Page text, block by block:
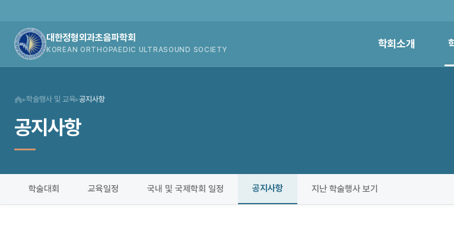
대한정형외과초음파학회
KOREAN ORTHOPAEDIC ULTRASOUND SOCIETY 학회소개
▸학술행사 및 교육▸공지사항
공지사항
학술대회 교육일정 국내 및 국제학회 일정 공지사항 지난 학술행사 보기